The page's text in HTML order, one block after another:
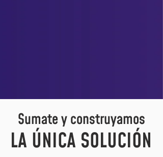
Sumate y construyamos
LA ÚNICA SOLUCIÓN